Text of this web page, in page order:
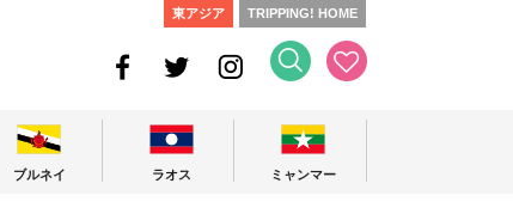
東アジア TRIPPING! HOME
ブルネイ ラオス ミャンマー